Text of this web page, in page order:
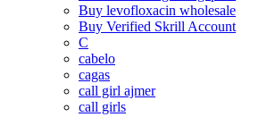
Buy levofloxacin wholesale
Buy Verified Skrill Account
C
cabelo
cagas
call girl ajmer
call girls